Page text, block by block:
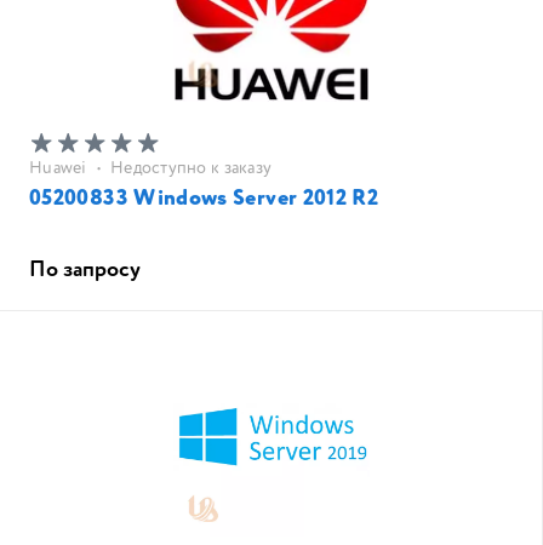
Huawei • Недоступно к заказу
05200833 Windows Server 2012 R2
По запросу